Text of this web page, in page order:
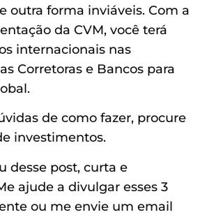
outra forma inviáveis. Com a
da CVM, você terá
internacionais nas
Corretoras e Bancos para
de como fazer, procure
investimentos.
desse post, curta e
ajude a divulgar esses 3
ou me envie um email